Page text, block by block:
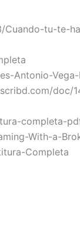
Cuando-tu-te-
Antonio-
completa-
With-a-
Completa